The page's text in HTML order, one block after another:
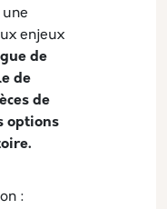
une
enjeux
de
de
de
options
: